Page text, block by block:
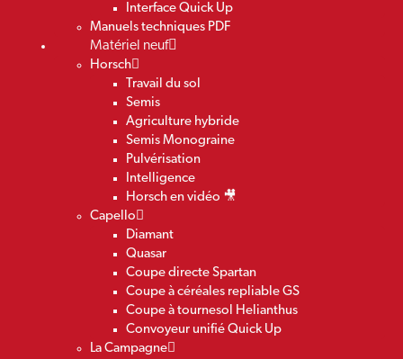
Interface Quick Up
Manuels techniques PDF
Matériel neuf
Horsch
Travail du sol
Semis
Agriculture hybride
Semis Monograine
Pulvérisation
Intelligence
Horsch en vidéo 🎥
Capello
Diamant
Quasar
Coupe directe Spartan
Coupe à céréales repliable GS
Coupe à tournesol Helianthus
Convoyeur unifié Quick Up
La Campagne